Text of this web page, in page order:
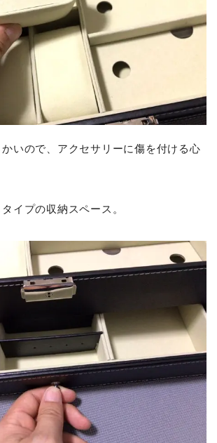
いので、アクセサリーに傷を付ける心
イプの収納スペース。